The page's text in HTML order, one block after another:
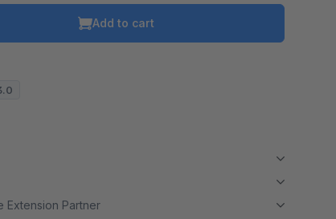
Add to cart
Extension Partner